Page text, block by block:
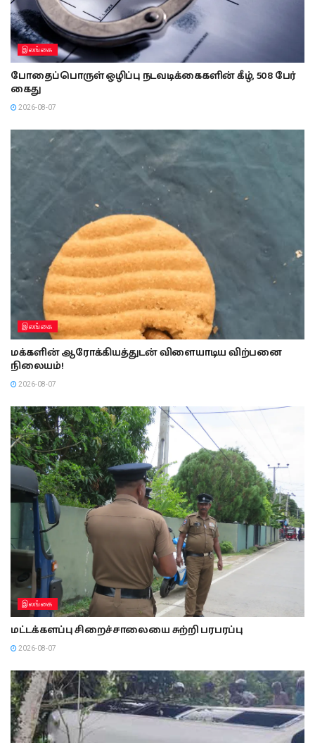
இலங்கை
போதைப்பொருள் ஒழிப்பு நடவடிக்கைகளின் கீழ், 508 பேர்
கைது
2026-08-07
இலங்கை
மக்களின் ஆரோக்கியத்துடன் விளையாடிய விற்பனை
நிலையம்!
2026-08-07
இலங்கை
மட்டக்களப்பு சிறைச்சாலையை சுற்றி பரபரப்பு
2026-08-07